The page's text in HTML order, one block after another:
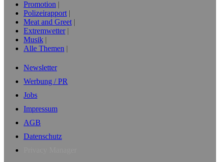
Promotion
Polizeirapport
Meat and Greet
Extremwetter
Musik
Alle Themen
Newsletter
Werbung / PR
Jobs
Impressum
AGB
Datenschutz